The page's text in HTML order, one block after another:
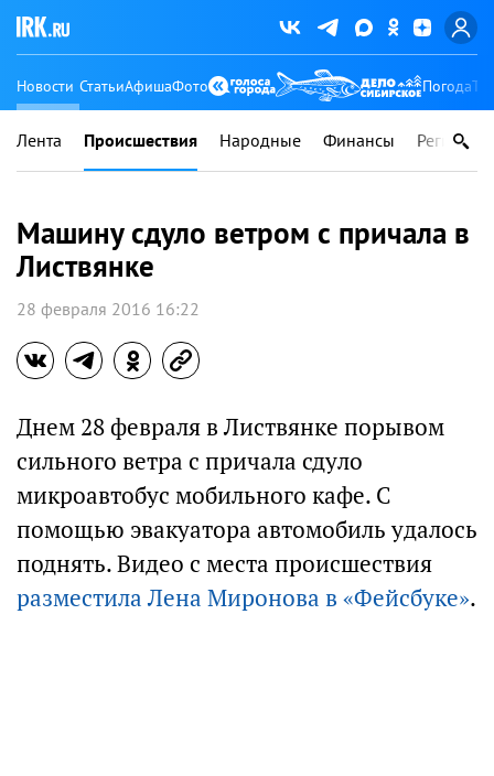
Новости СтатьиАфишаФото Погода
Лента Происшествия Народные Финансы Регионы
Машину сдуло ветром с причала в
Листвянке
28 февраля 2016 16:22
Днем 28 февраля в Листвянке порывом
сильного ветра с причала сдуло
микроавтобус мобильного кафе. С
помощью эвакуатора автомобиль удалось
поднять. Видео с места происшествия
разместила Лена Миронова в «Фейсбуке».